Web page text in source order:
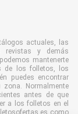
actuales, las
revistas y demás
mantenerte
de los folletos, los
puedes encontrar
Normalmente
antes de que
a los folletos en el
como